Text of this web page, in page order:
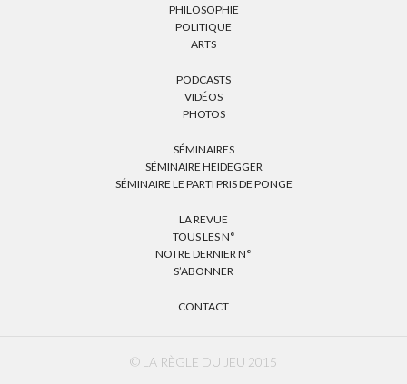
PHILOSOPHIE
POLITIQUE
ARTS
PODCASTS
VIDÉOS
PHOTOS
SÉMINAIRES
SÉMINAIRE HEIDEGGER
SÉMINAIRE LE PARTI PRIS DE PONGE
LA REVUE
TOUS LES N°
NOTRE DERNIER N°
S’ABONNER
CONTACT
© LA RÈGLE DU JEU 2015